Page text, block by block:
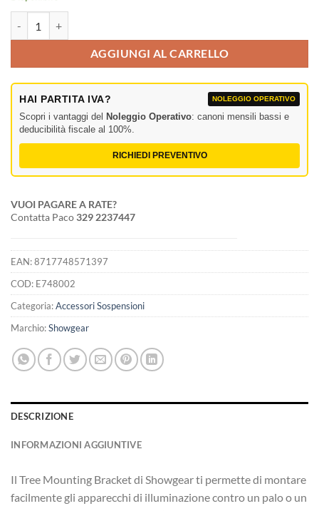
AGGIUNGI AL CARRELLO
HAI PARTITA IVA? NOLEGGIO OPERATIVO
Scopri i vantaggi del Noleggio Operativo: canoni mensili bassi e
deducibilità fiscale al 100%.
RICHIEDI PREVENTIVO
VUOI PAGARE A RATE?
Contatta Paco329 2237447
EAN:8717748571397
COD: E748002
Categoria:Accessori Sospensioni
Marchio:Showgear
DESCRIZIONE
INFORMAZIONI AGGIUNTIVE
Il Tree Mounting Bracket di Showgear ti permette di montare
facilmente gli apparecchi di illuminazione contro un palo o un